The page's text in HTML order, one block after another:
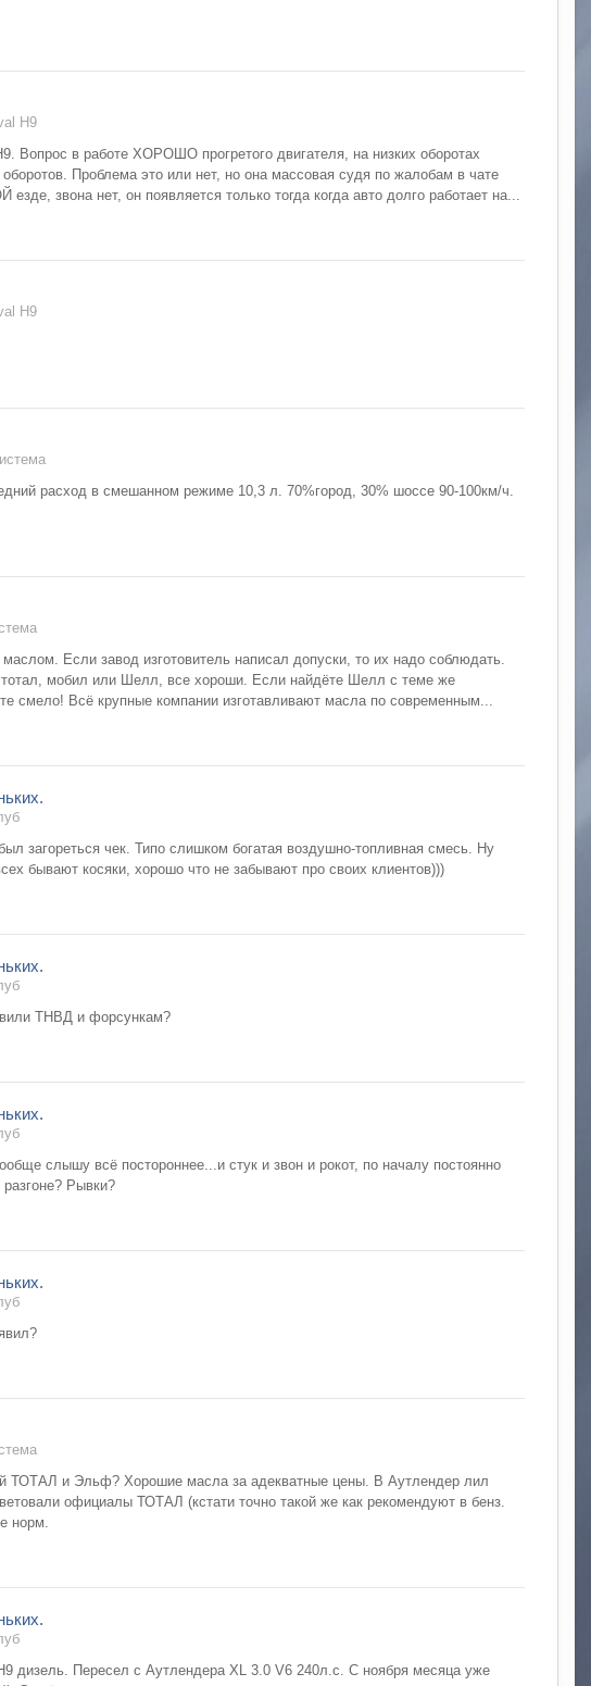
H9
Вопрос в работе ХОРОШО прогретого двигателя, на низких оборотах
Проблема это или нет, но она массовая судя по жалобам в чате
звона нет, он появляется только тогда когда авто долго работает на...
H9
расход в смешанном режиме 10,3 л. 70%город, 30% шоссе 90-100км/ч.
Если завод изготовитель написал допуски, то их надо соблюдать.
мобил или Шелл, все хороши. Если найдёте Шелл с теме же
смело! Всё крупные компании изготавливают масла по современным...
загореться чек. Типо слишком богатая воздушно-топливная смесь. Ну
бывают косяки, хорошо что не забывают про своих клиентов)))
ТНВД и форсункам?
слышу всё постороннее...и стук и звон и рокот, по началу постоянно
Рывки?
ТОТАЛ и Эльф? Хорошие масла за адекватные цены. В Аутлендер лил
официалы ТОТАЛ (кстати точно такой же как рекомендуют в бенз.
норм.
дизель. Пересел с Аутлендера XL 3.0 V6 240л.с. С ноября месяца уже